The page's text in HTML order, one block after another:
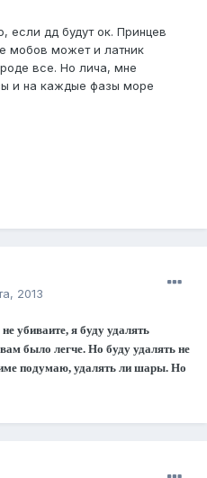
если дд будут ок. Принцев
мобов может и латник
все. Но лича, мне
и на каждые фазы море
2013
убиваите, я буду удалять
было легче. Но буду удалять не
подумаю, удалять ли шары. Но